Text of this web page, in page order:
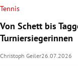
Tennis
Von Schett bis
Turniersiegerinnen
Christoph Geiler26.07.2026